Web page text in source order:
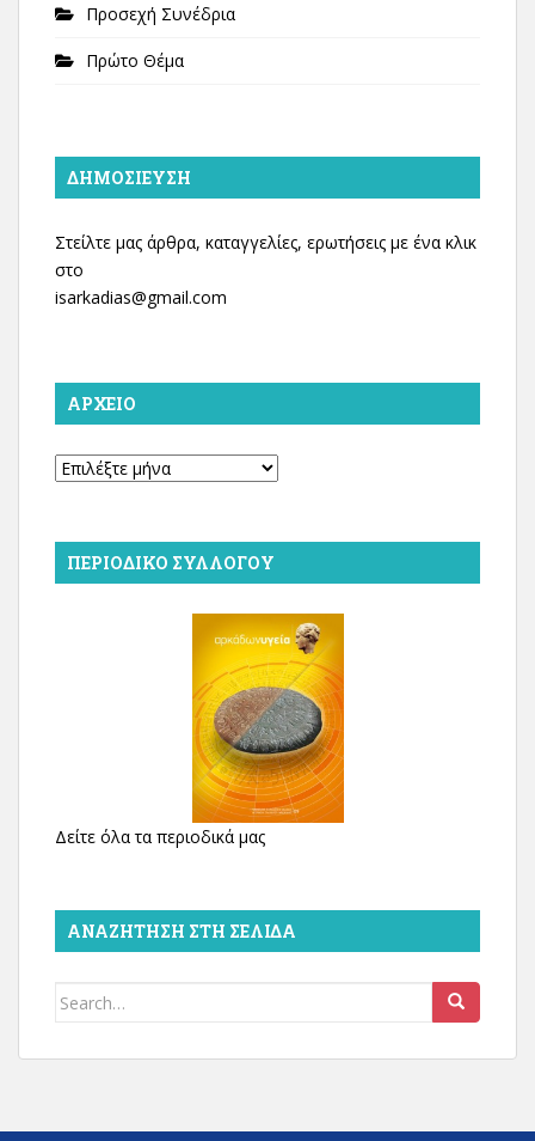
Προσεχή Συνέδρια
Πρώτο Θέμα
ΔΗΜΟΣΊΕΥΣΗ
Στείλτε μας άρθρα, καταγγελίες, ερωτήσεις με ένα κλικ
στο
isarkadias@gmail.com
ΑΡΧΕΊΟ
Αρχείο
ΠΕΡΙΟΔΙΚΌ ΣΥΛΛΌΓΟΥ
Δείτε όλα τα περιοδικά μας
ΑΝΑΖΉΤΗΣΗ ΣΤΗ ΣΕΛΊΔΑ
Search